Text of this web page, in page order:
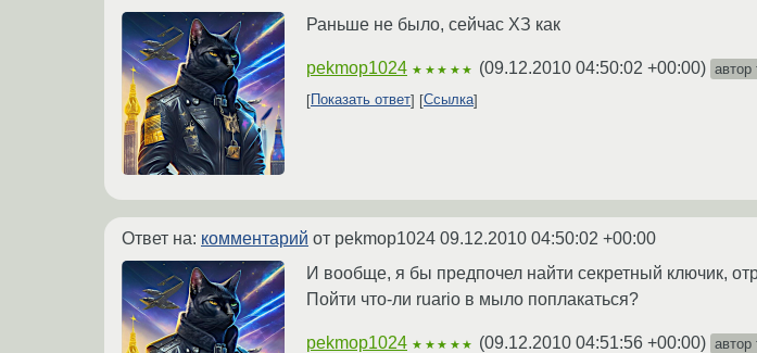
Раньше не было, сейчас ХЗ как
pekmop1024 ★★★★★ (09.12.2010 04:50:02 +00:00) автор
Показать ответ
Ссылка
Ответ на: комментарий от pekmop1024 09.12.2010 04:50:02 +00:00
И вообще, я бы предпочел найти секретный ключик,
Пойти что-ли ruario в мыло поплакаться?
pekmop1024 ★★★★★ (09.12.2010 04:51:56 +00:00) автор